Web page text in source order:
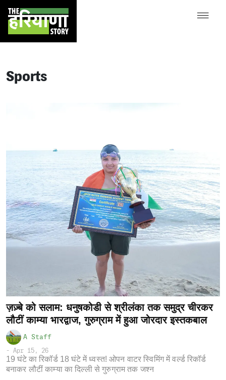
Sports
ज़ज़्बे को सलाम: धनुषकोडी से श्रीलंका तक समुद्र चीरकर
लौटीं काम्या भारद्वाज, गुरुग्राम में हुआ जोरदार इस्तकबाल
A Staff
- Apr 15, 26
19 घंटे का रिकॉर्ड 18 घंटे में ध्वस्त! ओपन वाटर स्विमिंग में वर्ल्ड रिकॉर्ड
बनाकर लौटीं काम्या का दिल्ली से गुरुग्राम तक जश्न